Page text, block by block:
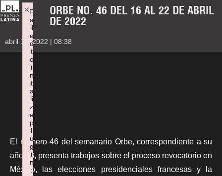
ORBE NO. 46 DEL 16 AL 22 DE ABRIL
DE 2022
abril 17, 2022 | 08:38
El número 46 del semanario Orbe, correspondiente a su
año 23, presenta trabajos sobre el proceso revocatorio en
México, las elecciones presidenciales francesas y la
F
a
il
e
d
t
o
i
n
iti
a
li
z
e
p
l
u
g
i
n
:
×